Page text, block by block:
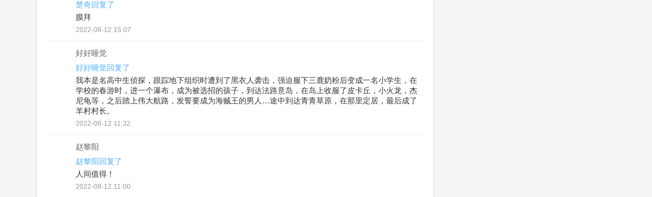
楚奇回复了
膜拜
2022-08-12 15:07
好好睡觉
好好睡觉回复了
我本是名高中生侦探，跟踪地下组织时遭到了黑衣人袭击，强迫服下三鹿奶粉后变成一名小学生，在
学校的春游时，进一个瀑布，成为被选招的孩子，到达法路意岛，在岛上收服了皮卡丘，小火龙，杰
尼龟等，之后踏上伟大航路，发誓要成为海贼王的男人…途中到达青青草原，在那里定居，最后成了
羊村村长。
2022-08-12 11:32
赵黎阳
赵黎阳回复了
人间值得！
2022-08-12 11:00